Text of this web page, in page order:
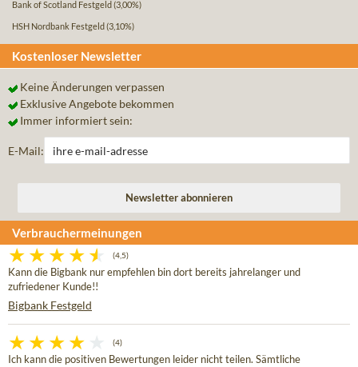
Bank of Scotland Festgeld (3,00%)
HSH Nordbank Festgeld (3,10%)
Kostenloser Newsletter
Keine Änderungen verpassen
Exklusive Angebote bekommen
Immer informiert sein:
E-Mail:
Verbrauchermeinungen
(4,5)
Kann die Bigbank nur empfehlen bin dort bereits jahrelanger und
zufriedener Kunde!!
Bigbank Festgeld
(4)
Ich kann die positiven Bewertungen leider nicht teilen. Sämtliche